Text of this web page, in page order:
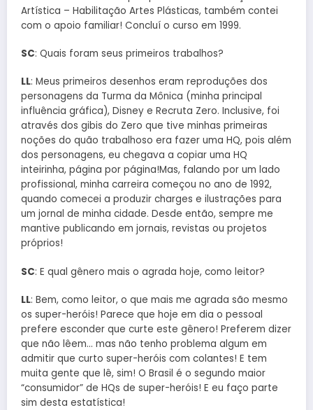
Artística – Habilitação Artes Plásticas, também contei
com o apoio familiar! Concluí o curso em 1999.
SC: Quais foram seus primeiros trabalhos?
LL: Meus primeiros desenhos eram reproduções dos
personagens da Turma da Mônica (minha principal
influência gráfica), Disney e Recruta Zero. Inclusive, foi
através dos gibis do Zero que tive minhas primeiras
noções do quão trabalhoso era fazer uma HQ, pois além
dos personagens, eu chegava a copiar uma HQ
inteirinha, página por página!Mas, falando por um lado
profissional, minha carreira começou no ano de 1992,
quando comecei a produzir charges e ilustrações para
um jornal de minha cidade. Desde então, sempre me
mantive publicando em jornais, revistas ou projetos
próprios!
SC: E qual gênero mais o agrada hoje, como leitor?
LL: Bem, como leitor, o que mais me agrada são mesmo
os super-heróis! Parece que hoje em dia o pessoal
prefere esconder que curte este gênero! Preferem dizer
que não lêem… mas não tenho problema algum em
admitir que curto super-heróis com colantes! E tem
muita gente que lê, sim! O Brasil é o segundo maior
“consumidor” de HQs de super-heróis! E eu faço parte
sim desta estatística!